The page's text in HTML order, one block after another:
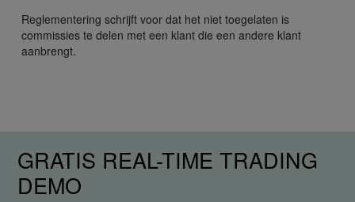
Reglementering schrijft voor dat het niet toegelaten is
commissies te delen met een klant die een andere klant
aanbrengt.
GRATIS REAL-TIME TRADING
DEMO